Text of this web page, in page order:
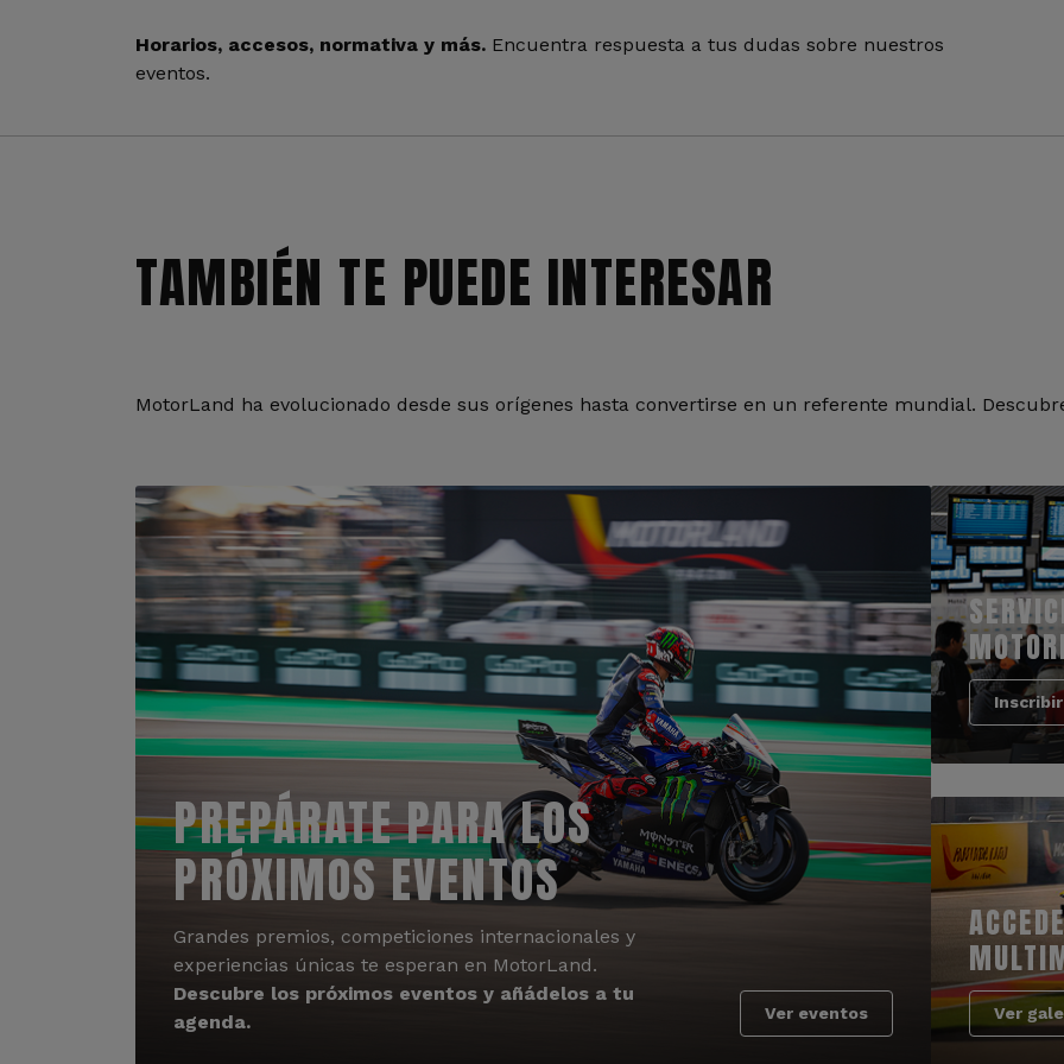
Horarios, accesos, normativa y más. Encuentra respuesta a tus dudas sobre nuestros
eventos.
TAMBIÉN TE PUEDE INTERESAR
MotorLand ha evolucionado desde sus orígenes hasta convertirse en un referente mundial.
PREPÁRATE PARA LOS
PRÓXIMOS EVENTOS
Grandes premios, competiciones internacionales y
experiencias únicas te esperan en MotorLand.
Descubre los próximos eventos y añádelos a tu
agenda.
Ver eventos Ver